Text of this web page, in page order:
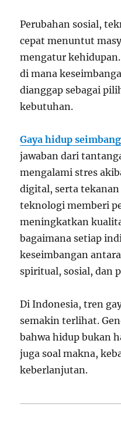
Perubahan sosial,
cepat menuntut
mengatur
di mana
dianggap sebagai
kebutuhan.
Gaya hidup seimbang
jawaban dari
mengalami stres
digital, serta
teknologi memberi
meningkatkan
bagaimana setiap
keseimbangan
spiritual, sosial, dan
Di Indonesia, tren
semakin terlihat.
bahwa hidup bukan
juga soal makna,
keberlanjutan.